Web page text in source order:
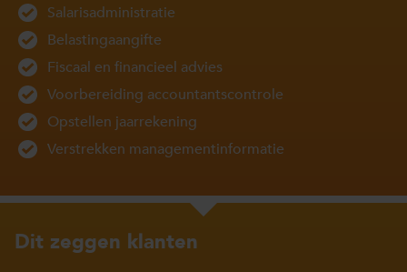
Salarisadministratie
Belastingaangifte
Fiscaal en financieel advies
Voorbereiding accountantscontrole
Opstellen jaarrekening
Verstrekken managementinformatie
Dit zeggen klanten